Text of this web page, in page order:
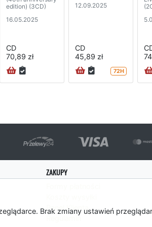
Brak zmiany ustawień
edition) (3CD)
16.05.2025
CD
70,89 zł
12.09.2025
CD
45,89 zł
72H
ZAKUPY
Panel Klienta
Regulamin